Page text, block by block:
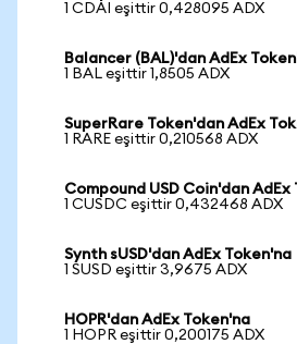
1 CDAI eşittir 0,428095 ADX
Balancer (BAL)'dan AdEx
1 BAL eşittir 1,8505 ADX
SuperRare Token'dan AdEx
1 RARE eşittir 0,210568 ADX
Compound USD Coin'dan AdEx
1 CUSDC eşittir 0,432468 ADX
Synth sUSD'dan AdEx Token'na
1 SUSD eşittir 3,9675 ADX
HOPR'dan AdEx Token'na
1 HOPR eşittir 0,200175 ADX